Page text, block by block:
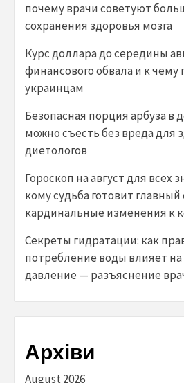
почему врачи советуют
сохранения здоровья мозга
Курс доллара до середины
финансового обвала и к чему
украинцам
Безопасная порция арбуза в
можно съесть без вреда для
диетологов
Гороскоп на август для всех
кому судьба готовит
кардинальные изменения к
Секреты гидратации: как
потребление воды влияет
давление — разъяснение
Архіви
August 2026